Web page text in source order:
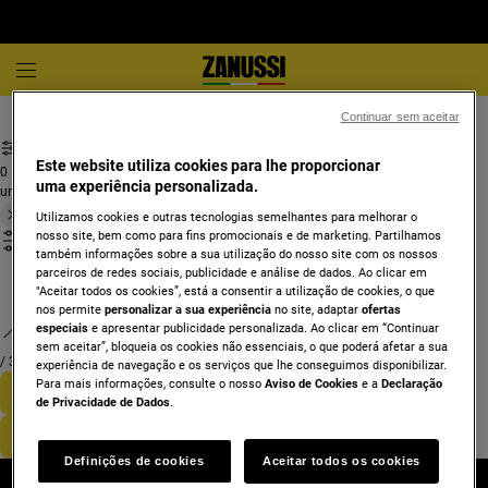
0
undefined
/ 3
Este website utiliza cookies para lhe proporcionar
uma experiência personalizada.
Utilizamos cookies e outras tecnologias semelhantes para melhorar o
nosso site, bem como para fins promocionais e de marketing. Partilhamos
também informações sobre a sua utilização do nosso site com os nossos
parceiros de redes sociais, publicidade e análise de dados. Ao clicar em
"Aceitar todos os cookies”, está a consentir a utilização de cookies, o que
nos permitepersonalizar a sua experiênciano site, adaptarofertas
especiaise apresentar publicidade personalizada. Ao clicar em “Continuar
sem aceitar”, bloqueia os cookies não essenciais, o que poderá afetar a sua
experiência de navegação e os serviços que lhe conseguimos disponibilizar.
Para mais informações, consulte o nossoAviso de Cookies e aDeclaração
de Privacidade de Dados.
Definições de cookies Aceitar todos os cookies
Continuar sem aceitar